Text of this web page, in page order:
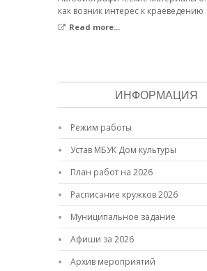
как возник интерес к краеведению
Read more...
ИНФОРМАЦИЯ
Режим работы
Устав МБУК Дом культуры
План работ на 2026
Расписание кружков 2026
Муниципальное задание
Афиши за 2026
Архив мероприятий